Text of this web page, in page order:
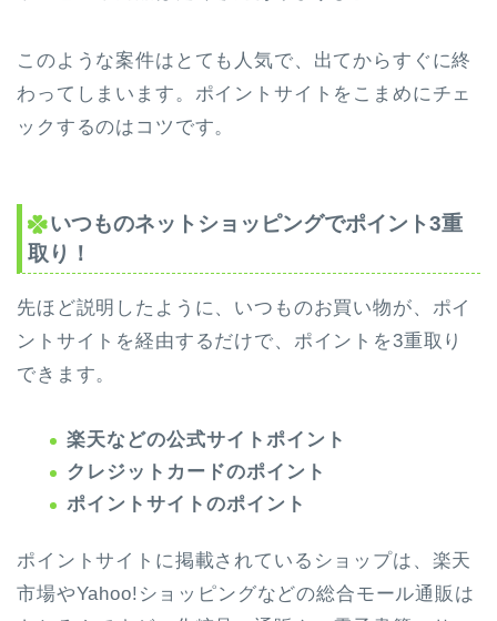
このような案件はとても人気で、出てからすぐに終
わってしまいます。ポイントサイトをこまめにチェ
ックするのはコツです。
いつものネットショッピングでポイント3重
取り！
先ほど説明したように、いつものお買い物が、ポイ
ントサイトを経由するだけで、ポイントを3重取り
できます。
楽天などの公式サイトポイント
クレジットカードのポイント
ポイントサイトのポイント
ポイントサイトに掲載されているショップは、楽天
市場やYahoo!ショッピングなどの総合モール通販は